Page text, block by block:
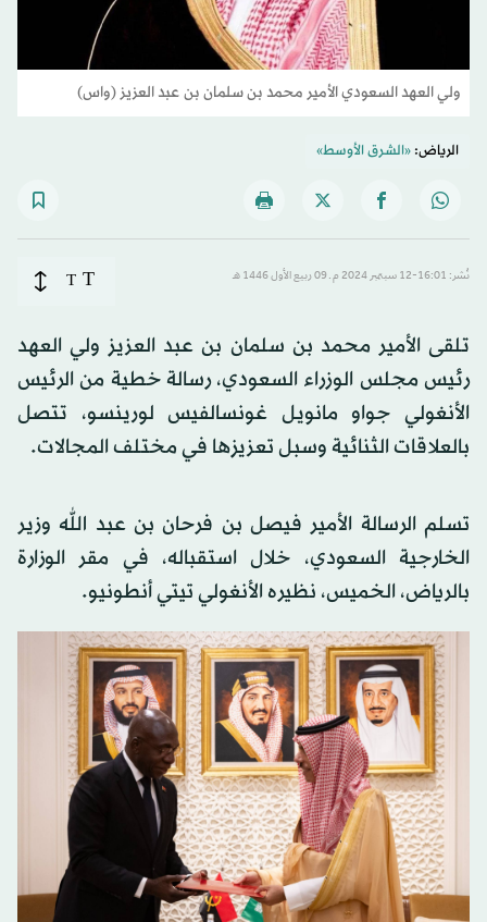
ولي العهد السعودي الأمير محمد بن سلمان بن عبد العزيز (واس)
الرياض:«الشرق الأوسط»
نُشر: 16:01-12 سبتمبر 2024 م ـ 09 ربيع الأول 1446 هـ T
T
تلقى الأمير محمد بن سلمان بن عبد العزيز ولي العهد
رئيس مجلس الوزراء السعودي، رسالة خطية من الرئيس
الأنغولي جواو مانويل غونسالفيس لورينسو، تتصل
بالعلاقات الثنائية وسبل تعزيزها في مختلف المجالات.
تسلم الرسالة الأمير فيصل بن فرحان بن عبد الله وزير
الخارجية السعودي، خلال استقباله، في مقر الوزارة
بالرياض، الخميس، نظيره الأنغولي تيتي أنطونيو.